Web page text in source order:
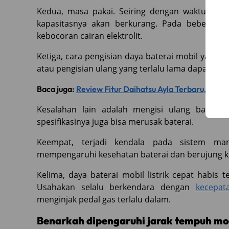
Kedua, masa pakai. Seiring dengan waktu,
kapasitasnya akan berkurang. Pada beberapa
kebocoran cairan elektrolit.
Ketiga, cara pengisian daya baterai mobil yang
atau pengisian ulang yang terlalu lama dapat
Baca juga: Review Fitur Daihatsu Ayla Terbaru,
Kesalahan lain adalah mengisi ulang baterai
spesifikasinya juga bisa merusak baterai.
Keempat, terjadi kendala pada sistem
mempengaruhi kesehatan baterai dan berujung
Kelima, daya baterai mobil listrik cepat habis
Usahakan selalu berkendara dengan
menginjak pedal gas terlalu dalam.
Benarkah dipengaruhi jarak tempuh